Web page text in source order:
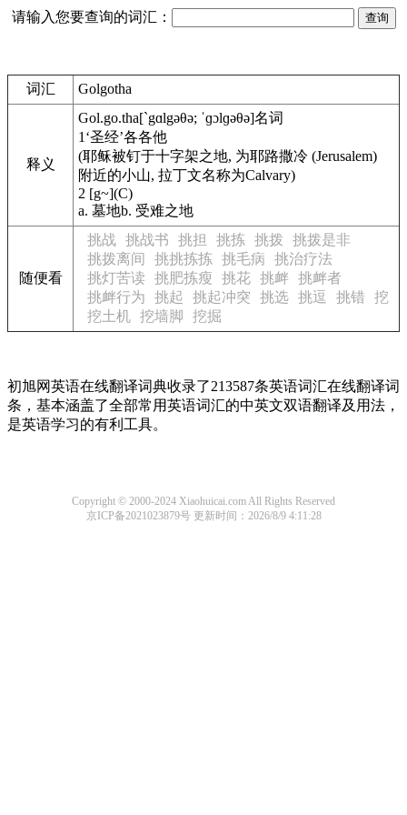
请输入您要查询的词汇：
词汇 Golgotha
释义
Gol.go.tha[`gɑlgəθə; ˈɡɔlɡəθə]名词
1 ‘圣经’各各他
(耶稣被钉于十字架之地, 为耶路撒冷 (Jerusalem)
附近的小山, 拉丁文名称为Calvary)
2 [g~](C)
a. 墓地b. 受难之地
随便看
挑战 挑战书 挑担 挑拣 挑拨
挑拨是非
挑拨离间
挑挑拣拣 挑毛病
挑治疗法
挑灯苦读
挑肥拣瘦 挑花 挑衅 挑衅者
挑衅行为
挑起 挑起冲突 挑选 挑逗 挑错 挖
挖土机 挖墙脚 挖掘
初旭网英语在线翻译词典收录了213587条英语词汇在线翻译词
条，基本涵盖了全部常用英语词汇的中英文双语翻译及用法，
是英语学习的有利工具。
Copyright © 2000-2024 Xiaohuicai.com All Rights Reserved
京ICP备2021023879号更新时间：2026/8/9 4:11:28